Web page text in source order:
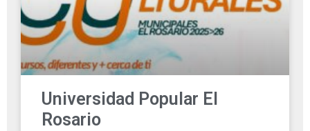
Universidad Popular El
Rosario